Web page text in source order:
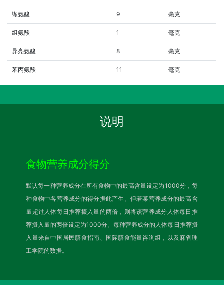
缬氨酸 9 毫克
组氨酸 1 毫克
异亮氨酸 8 毫克
苯丙氨酸 11 毫克
说明
食物营养成分得分
默认每一种营养成分在所有食物中的最高含量设定为1000分，每
种食物中各营养成分的得分据此产生。但若某营养成分的最高含
量超过人体每日推荐摄入量的两倍，则将该营养成分人体每日推
荐摄入量的两倍设定为1000分。每种营养成分的人体每日推荐摄
入量来自中国居民膳食指南、国际膳食能量咨询组，以及麻省理
工学院的数据。